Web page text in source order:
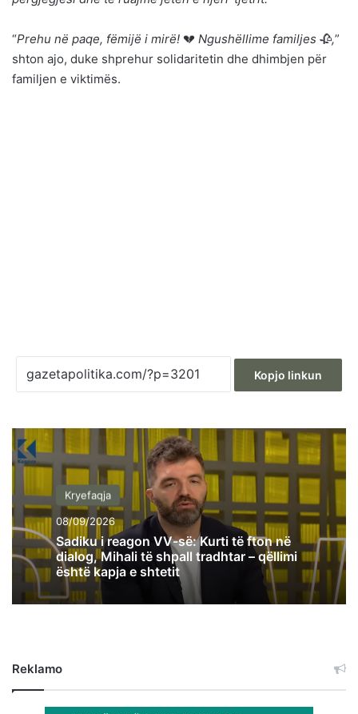
“Prehu në paqe, fëmijë i mirë! 💔 Ngushëllime familjes 🥀,”
shton ajo, duke shprehur solidaritetin dhe dhimbjen për
familjen e viktimës.
Kopjo linkun
Kryefaqja
08/09/2026
Sadiku i reagon VV-së: Kurti të fton në
dialog, Mihali të shpall tradhtar – qëllimi
është kapja e shtetit
Reklamo